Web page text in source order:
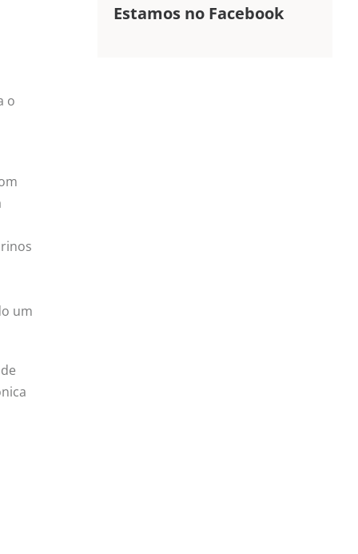
o
um
Estamos no Facebook